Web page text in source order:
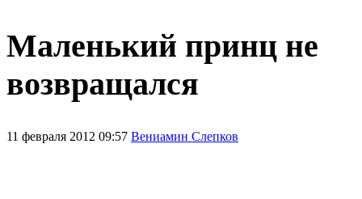
Маленький принц не
возвращался
11 февраля 2012 09:57 Вениамин Слепков